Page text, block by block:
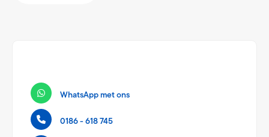
WhatsApp met ons
0186 - 618 745